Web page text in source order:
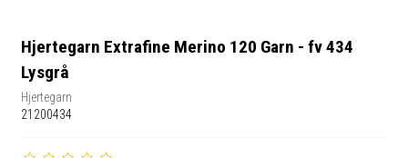
Hjertegarn Extrafine Merino 120 Garn - fv 434
Lysgrå
Hjertegarn
21200434